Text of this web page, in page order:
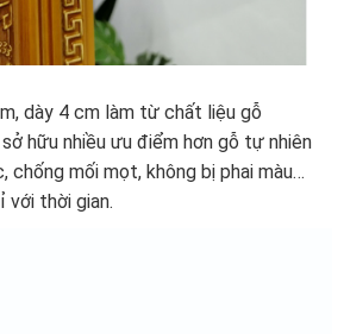
dày 4 cm làm từ chất liệu gỗ
hữu nhiều ưu điểm hơn gỗ tự nhiên
chống mối mọt, không bị phai màu…
với thời gian.